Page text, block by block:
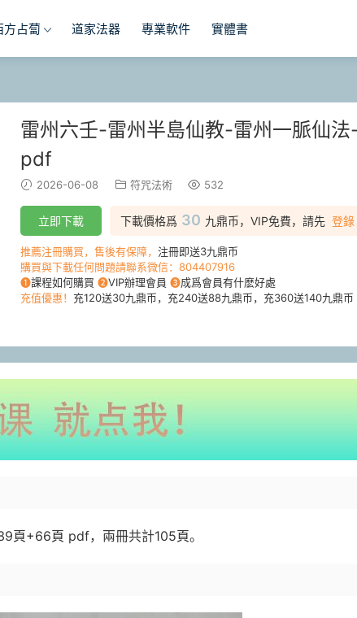
方占蔔 道家法器 專業軟件 實體書
雷州六壬-雷州半島仙教-雷州一脈仙
pdf
2026-06-08 符咒法術 532
下載價格爲 30 九鼎币，VIP免費，請先 登錄
立即下載
推薦注冊購買，售後有保障， 注冊即送3九鼎币
購買與下載任何問題請聯系微信：804407916
❶課程如何購買 ❷VIP辦理會員 ❸成爲會員有什麽好處
充值優惠！ 充120送30九鼎币，充240送88九鼎币，充360送140九鼎币
頁+66頁 pdf，兩冊共計105頁。